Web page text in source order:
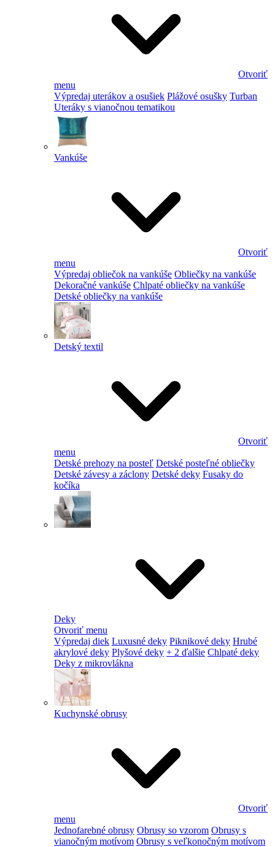
Otvoriť
menu
Výpredaj uterákov a osušiek Plážové osušky Turban
Uteráky s vianočnou tematikou
Vankúše
Otvoriť
menu
Výpredaj obliečok na vankúše Obliečky na vankúše
Dekoračné vankúše Chlpaté obliečky na vankúše
Detské obliečky na vankúše
Detský textil
Otvoriť
menu
Detské prehozy na posteľ Detské posteľné obliečky
Detské závesy a záclony Detské deky Fusaky do
kočíka
Deky
Otvoriť menu
Výpredaj diek Luxusné deky Piknikové deky Hrubé
akrylové deky Plyšové deky + 2 ďalšie Chlpaté deky
Deky z mikrovlákna
Kuchynské obrusy
Otvoriť
menu
Jednofarebné obrusy Obrusy so vzorom Obrusy s
vianočným motívom Obrusy s veľkonočným motívom